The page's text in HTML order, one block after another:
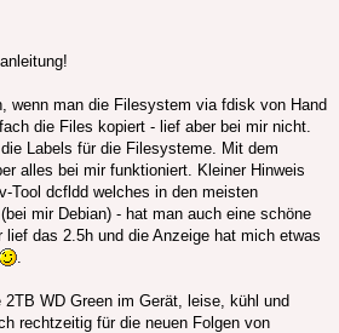
wenn man die Filesystem via fdisk von Hand
die Files kopiert - lief aber bei mir nicht.
Labels für die Filesysteme. Mit dem
alles bei mir funktioniert. Kleiner Hinweis
Tool dcfldd welches in den meisten
mir Debian) - hat man auch eine schöne
das 2.5h und die Anzeige hat mich etwas
WD Green im Gerät, leise, kühl und
rechtzeitig für die neuen Folgen von